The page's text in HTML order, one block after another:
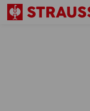
Pracovné